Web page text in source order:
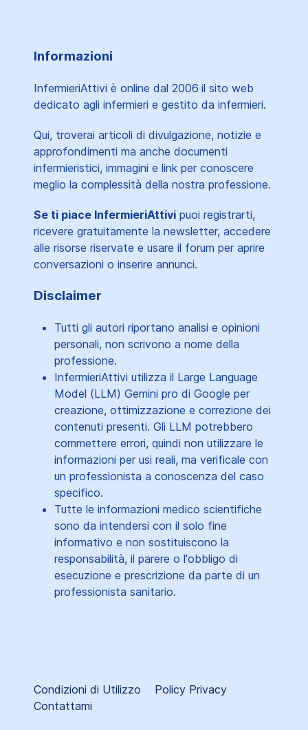
Informazioni
InfermieriAttivi è online dal 2006 il sito web
dedicato agli infermieri e gestito da infermieri.
Qui, troverai articoli di divulgazione, notizie e
approfondimenti ma anche documenti
infermieristici, immagini e link per conoscere
meglio la complessità della nostra professione.
Se ti piace InfermieriAttivi puoi registrarti,
ricevere gratuitamente la newsletter, accedere
alle risorse riservate e usare il forum per aprire
conversazioni o inserire annunci.
Disclaimer
Tutti gli autori riportano analisi e opinioni
personali, non scrivono a nome della
professione.
InfermieriAttivi utilizza il Large Language
Model (LLM) Gemini pro di Google per
creazione, ottimizzazione e correzione dei
contenuti presenti. Gli LLM potrebbero
commettere errori, quindi non utilizzare le
informazioni per usi reali, ma verificale con
un professionista a conoscenza del caso
specifico.
Tutte le informazioni medico scientifiche
sono da intendersi con il solo fine
informativo e non sostituiscono la
responsabilità, il parere o l'obbligo di
esecuzione e prescrizione da parte di un
professionista sanitario.
Condizioni di Utilizzo
Policy Privacy
Contattami